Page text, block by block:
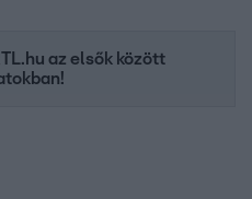
az elsők között